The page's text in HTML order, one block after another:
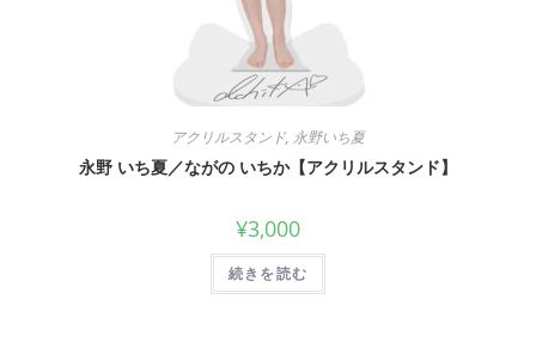
アクリルスタンド, 永野いち夏
永野 いち夏／ながの いちか【アクリルスタンド】
¥3,000
続きを読む